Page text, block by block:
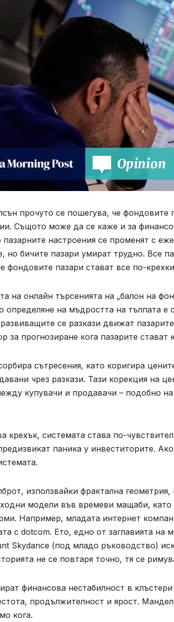
прочуто се пошегува, че фондовите
Същото може да се каже и за
настроения се променят с
но бичите пазари умират трудно. Все
фондовите пазари стават все по-
на онлайн търсенията на „балон на
определяне на мъдростта на тълпата е
се разкази движат
за прогнозиране кога пазарите стават
сътресения, като коригира
чрез разкази. Тази корекция на
купувачи и продавачи – подобно
крехък, системата става по-
паника у инвеститорите.
използвайки фрактална
модели във времеви мащаби,
Например, младата интернет
с dotcom. Ето, едно от заглавията на
Skydance (под младо ръководство)
не се повтаря точно, тя се
финансова нестабилност в
продължителност и ярост.
кога.